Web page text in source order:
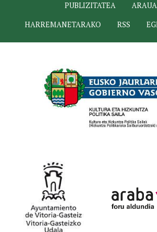
PUBLIZITATEA
HARREMANETARAKO
RSS